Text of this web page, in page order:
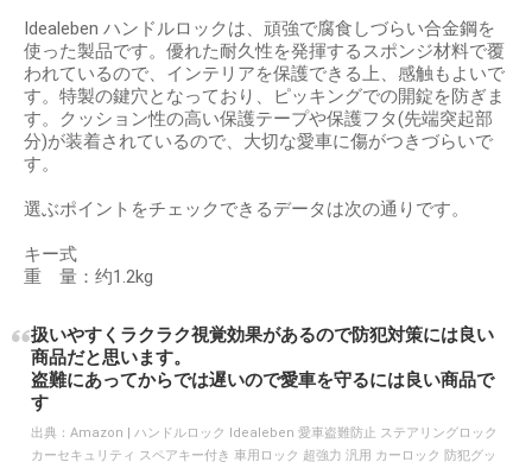
Idealeben ハンドルロックは、頑強で腐食しづらい合金鋼を
使った製品です。優れた耐久性を発揮するスポンジ材料で覆
われているので、インテリアを保護できる上、感触もよいで
す。特製の鍵穴となっており、ピッキングでの開錠を防ぎま
す。クッション性の高い保護テープや保護フタ(先端突起部
分)が装着されているので、大切な愛車に傷がつきづらいで
す。
選ぶポイントをチェックできるデータは次の通りです。
キー式
重 量：约1.2kg
扱いやすくラクラク視覚効果があるので防犯対策には良い
商品だと思います。
盗難にあってからでは遅いので愛車を守るには良い商品で
す
出典： Amazon | ハンドルロック Idealeben 愛車盗難防止 ステアリングロック
カーセキュリティ スペアキー付き 車用ロック 超強力 汎用 カーロック 防犯グッ